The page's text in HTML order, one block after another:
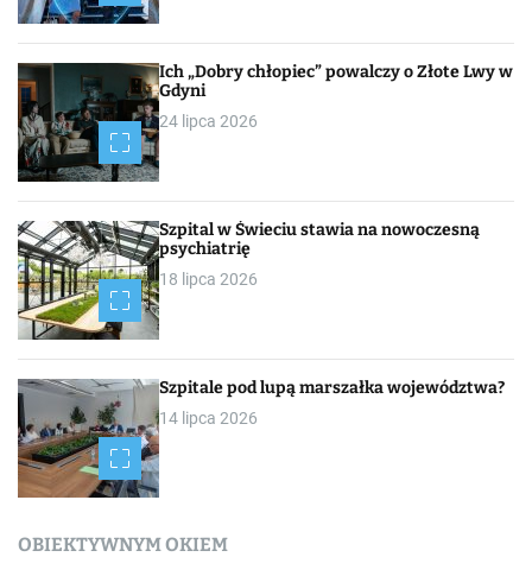
Ich „Dobry chłopiec” powalczy o Złote Lwy w
Gdyni
24 lipca 2026
Szpital w Świeciu stawia na nowoczesną
psychiatrię
18 lipca 2026
Szpitale pod lupą marszałka województwa?
14 lipca 2026
OBIEKTYWNYM OKIEM